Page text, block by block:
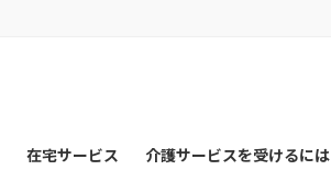
在宅サービス 介護サービスを受けるには